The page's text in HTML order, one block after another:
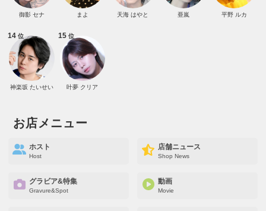
御影 セナ まよ 天海 はやと 亜嵐 平野 ルカ
14位
神楽坂 たいせい
15位
叶夢 クリア
お店メニュー
ホスト
Host
店舗ニュース
Shop News
グラビア&特集
Gravure&Spot
動画
Movie